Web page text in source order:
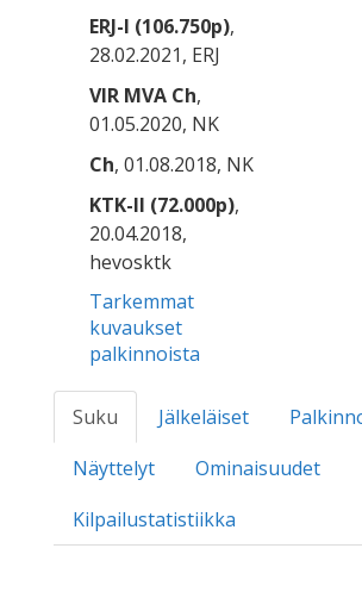
ERJ-I (106.750p),
28.02.2021, ERJ
VIR MVA Ch,
01.05.2020, NK
Ch, 01.08.2018, NK
KTK-II (72.000p),
20.04.2018,
hevosktk
Tarkemmat
kuvaukset
palkinnoista
Suku Jälkeläiset
Näyttelyt
Ominaisuudet
Kilpailustatistiikka